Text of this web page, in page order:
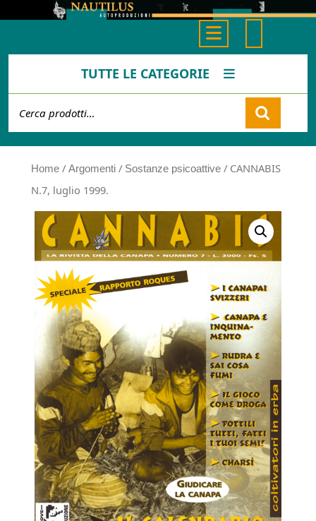
Button
TUTTE LE CATEGORIE
Cart
Home / Argomenti / Sostanze psicoattive / CANNABIS
N.7, luglio 1999.